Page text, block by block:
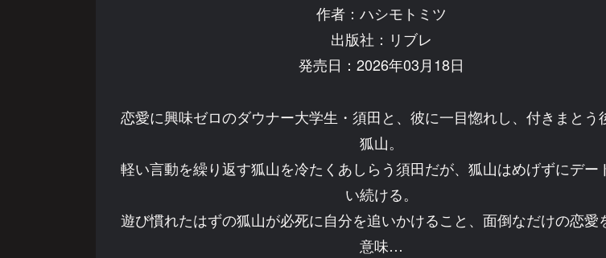
作者：ハシモトミツ
出版社：リブレ
発売日：2026年03月18日
恋愛に興味ゼロのダウナー大学生・須田と、彼に一目惚れし、付きまとう
狐山。
軽い言動を繰り返す狐山を冷たくあしらう須田だが、狐山はめげずにデー
い続ける。
遊び慣れたはずの狐山が必死に自分を追いかけること、面倒なだけの恋愛
意味…